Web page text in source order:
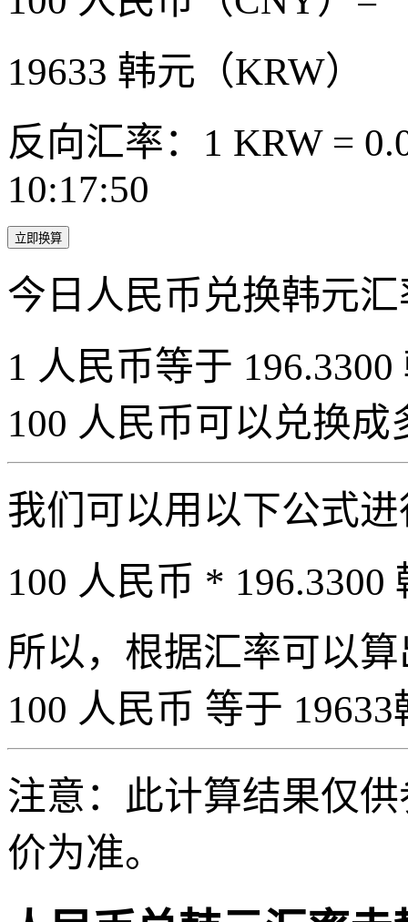
19633 韩元（KRW）
反向汇率：1 KRW =
10:17:50
立即换算
今日人民币兑换韩元
1 人民币等于
100 人民币可以兑换成
我们可以用以下公式
100 人民币 * 196.3300
所以，根据汇率可以
100 人民币 等于
注意：此计算结果仅
价为准。